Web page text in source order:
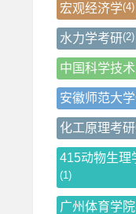
宏观经济学(4)
水力学考研(2)
中国科学技
安徽师范大学
化工原理考研
415动物生理
(1)
广州体育学